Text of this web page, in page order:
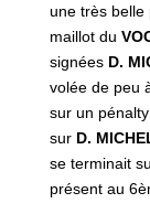
une très belle
maillot du
signées D.
volée de peu
sur un
sur D.
se terminait
présent au